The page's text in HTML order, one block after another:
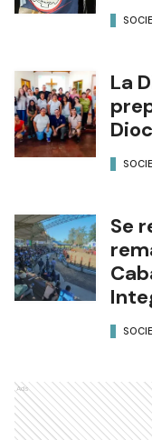
La
Se
Ads